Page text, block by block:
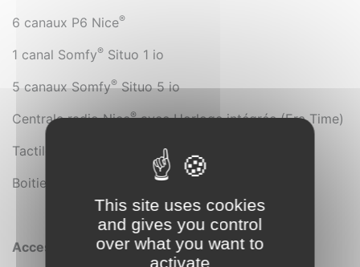
6 canaux P6 Nice®
1 canal Somfy® Situo 1 io
5 canaux Somfy®Situo 5 io
Centrale radio Nice®avec Horloge intégrée (Era Time)
Tactile Somfy
Boitier Domotique Tahoma Switch Somfy
Accessoires
This site uses cookies
and gives you control
over what you want to
activate